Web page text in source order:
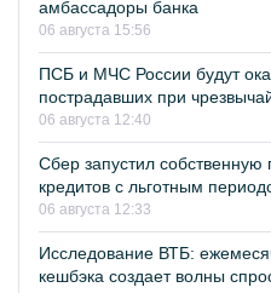
амбассадоры банка
06 августа 15:56
ПСБ и МЧС России будут
пострадавших при
06 августа 12:40
Сбер запустил
кредитов с льготным
06 августа 12:33
Исследование ВТБ:
кешбэка создает волны